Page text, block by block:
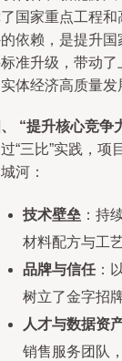
国家重点工程
依赖，是提升
准升级，带动
体经济高质量发
“提升核心竞争
“三比”实践，
河：
技术壁垒 ：持
材料配方与工
品牌与信任 ：
树立了金字招
人才与数据资
销售服务团队